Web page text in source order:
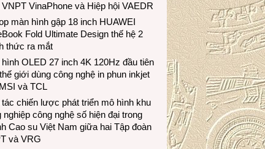
VinaPhone và Hiệp hội VAEDR
màn hình gập 18 inch HUAWEI
Fold Ultimate Design thế hệ 2
thức ra mắt
hình OLED 27 inch 4K 120Hz đầu tiên
giới dùng công nghệ in phun inkjet
và TCL
chiến lược phát triển mô hình khu
nghiệp công nghệ số hiện đại trong
Cao su Việt Nam giữa hai Tập đoàn
và VRG